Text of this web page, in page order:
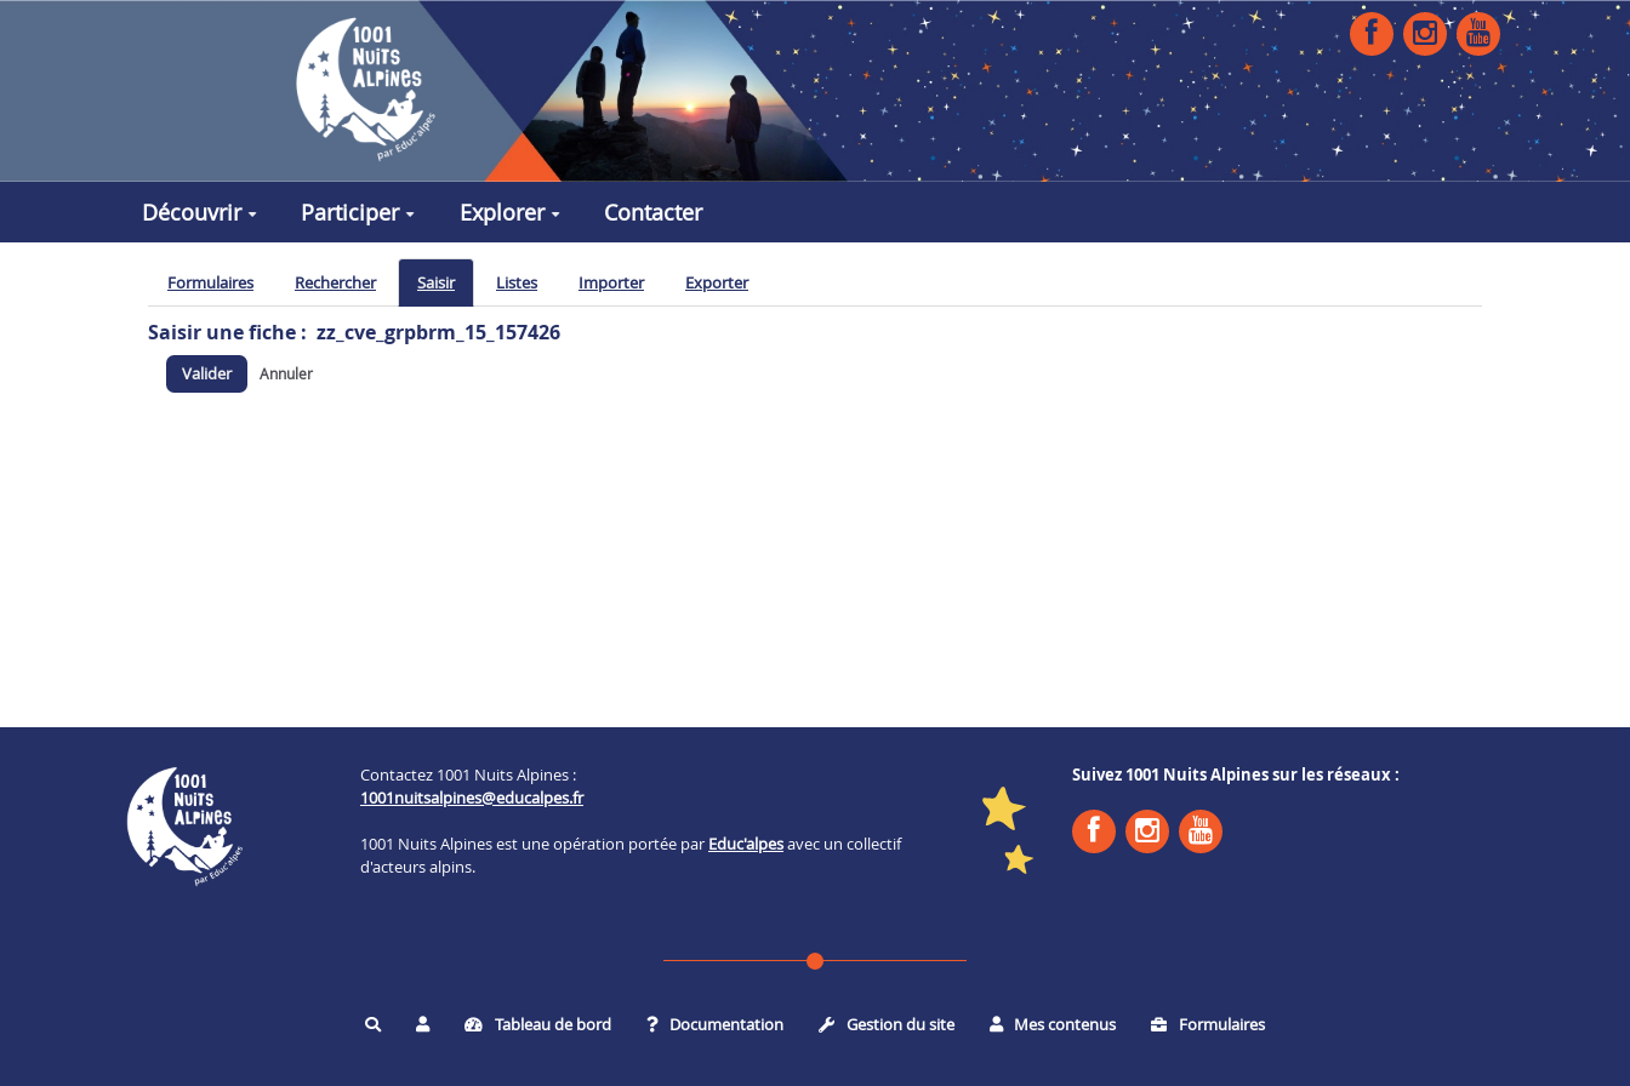
Découvrir Participer Explorer Contacter
Formulaires Rechercher Saisir Listes Importer Exporter
Saisir une fiche : zz_cve_grpbrm_15_157426
Valider Annuler
Contactez 1001 Nuits Alpines :
1001nuitsalpines@educalpes.fr
1001 Nuits Alpines est une opération portée par Educ'alpesavec un collectif
d'acteurs alpins.
Suivez 1001 Nuits Alpines sur les réseaux :
Rechercher Tableau de bord Documentation Gestion du site Mes contenus Formulaires